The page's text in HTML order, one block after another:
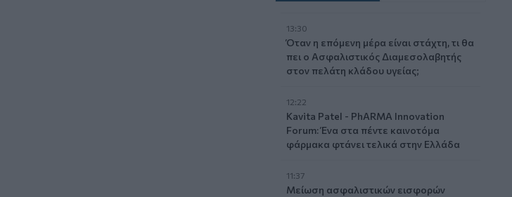
13:30
Όταν η επόμενη μέρα είναι στάχτη, τι θα
πει ο Ασφαλιστικός Διαμεσολαβητής
στον πελάτη κλάδου υγείας;
12:22
Kavita Patel - PhARMA Innovation
Forum: Ένα στα πέντε καινοτόμα
φάρμακα φτάνει τελικά στην Ελλάδα
11:37
Μείωση ασφαλιστικών εισφορών